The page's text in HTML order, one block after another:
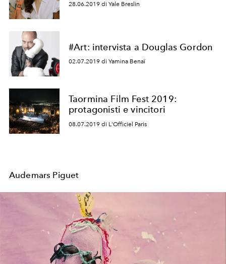
28.06.2019 di Yale Breslin
#Art: intervista a Douglas Gordon
02.07.2019 di Yamina Benaï
Taormina Film Fest 2019:
protagonisti e vincitori
08.07.2019 di L'Officiel Paris
Audemars Piguet